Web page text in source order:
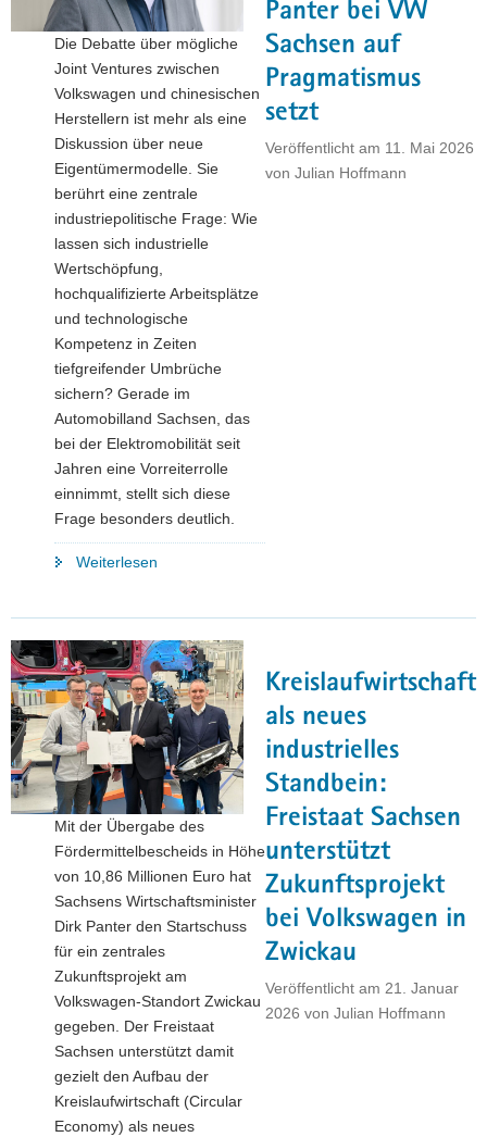
Panter bei VW
Sachsen auf
Pragmatismus
setzt
Veröffentlicht am 11. Mai 2026
von Julian Hoffmann
Die Debatte über mögliche
Joint Ventures zwischen
Volkswagen und chinesischen
Herstellern ist mehr als eine
Diskussion über neue
Eigentümermodelle. Sie
berührt eine zentrale
industriepolitische Frage: Wie
lassen sich industrielle
Wertschöpfung,
hochqualifizierte Arbeitsplätze
und technologische
Kompetenz in Zeiten
tiefgreifender Umbrüche
sichern? Gerade im
Automobilland Sachsen, das
bei der Elektromobilität seit
Jahren eine Vorreiterrolle
einnimmt, stellt sich diese
Frage besonders deutlich.
Weiterlesen
Dirk
Panter
bei
VW
Sachsen
auf
Pragmatismus
setzt"
Kreislaufwirtschaft
als neues
industrielles
Standbein:
Freistaat Sachsen
unterstützt
Zukunftsprojekt
bei Volkswagen in
Zwickau
Veröffentlicht am 21. Januar
2026 von Julian Hoffmann
Mit der Übergabe des
Fördermittelbescheids in Höhe
von 10,86 Millionen Euro hat
Sachsens Wirtschaftsminister
Dirk Panter den Startschuss
für ein zentrales
Zukunftsprojekt am
Volkswagen-Standort Zwickau
gegeben. Der Freistaat
Sachsen unterstützt damit
gezielt den Aufbau der
Kreislaufwirtschaft (Circular
Economy) als neues